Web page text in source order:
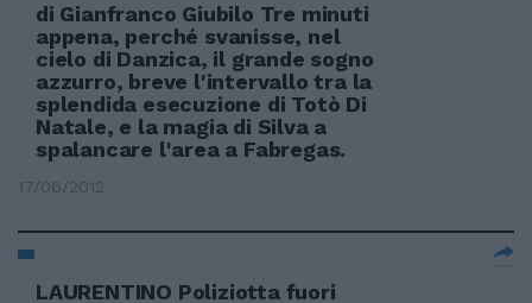
di Gianfranco Giubilo Tre minuti
appena, perché svanisse, nel
cielo di Danzica, il grande sogno
azzurro, breve l'intervallo tra la
splendida esecuzione di Totò Di
Natale, e la magia di Silva a
spalancare l'area a Fabregas.
17/06/2012
LAURENTINO Poliziotta fuori